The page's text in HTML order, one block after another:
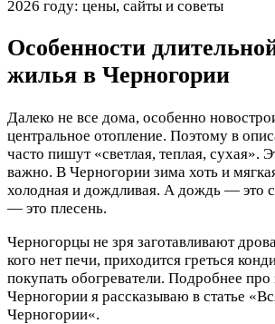
Особенности
жилья в Черногории
Далеко не все дома, особенно
центральное отопление. Поэтому в
часто пишут «светлая, теплая, сухая».
важно. В Черногории зима хоть и
холодная и дождливая. А дождь — это
— это плесень.
Черногорцы не зря заготавливают
кого нет печи, приходится греться
покупать обогреватели. Подробнее про
Черногории я рассказываю в статье
Черногории«.